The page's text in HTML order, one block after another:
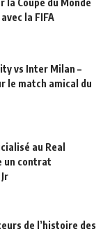
la FIFA
vs Inter Milan –
le match amical du
au Real
un contrat
de l’histoire des